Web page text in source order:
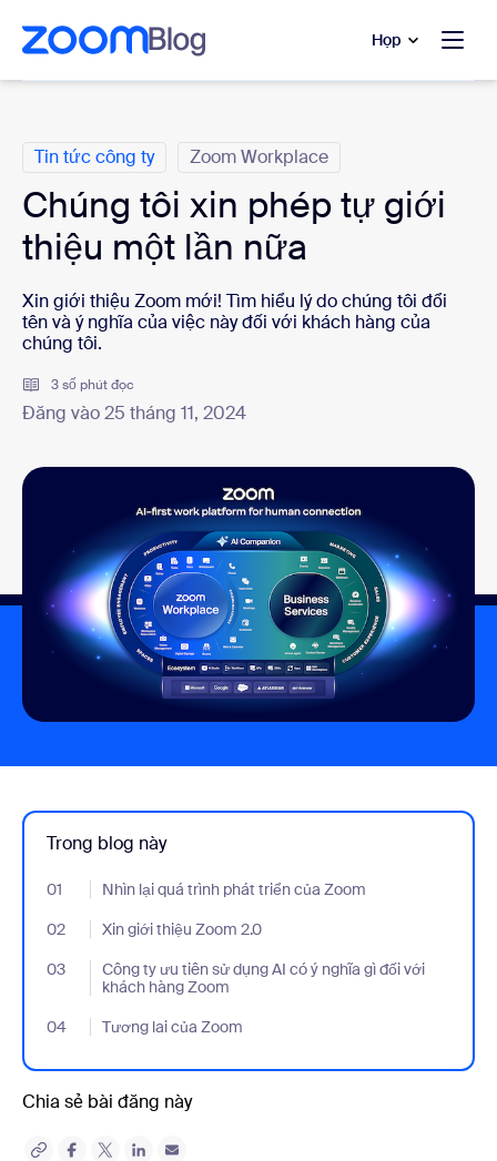
đến nội dung chính
trò chuyện trợ giúp
Họp
Tin tức công ty Zoom Workplace
Chúng tôi xin phép tự giới
thiệu một lần nữa
Xin giới thiệu Zoom mới! Tìm hiểu lý do chúng tôi đổi
tên và ý nghĩa của việc này đối với khách hàng của
chúng tôi.
3 số phút đọc
Đăng vào 25 tháng 11, 2024
Trong blog này
01 Nhìn lại quá trình phát triển của Zoom
- Jumplink to Nhìn lại quá trình phát triển của Zoom
02
Xin giới thiệu Zoom 2.0
- Jumplink to Xin giới thiệu Zoom 2.0
03
Công ty ưu tiên sử dụng AI có ý nghĩa gì đối với
khách hàng Zoom
- Jumplink to Công ty ưu tiên sử dụng AI có ý nghĩa gì đối với
04 Tương lai của Zoom
- Jumplink to Tương lai của Zoom
Chia sẻ bài đăng này